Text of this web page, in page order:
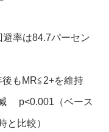
率は84.7パーセン
もMR≦2+を維持
p<0.001（ベース
と比較）